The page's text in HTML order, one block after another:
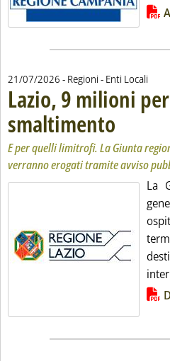
Lista allegati PDF alla
21/07/2026 - Regioni - Enti Locali
Lazio, 9 milioni
smaltimento . Sottotitolo:
. Pubblicata
E per quelli limitrofi. La Giunta
verranno erogati tramite avviso
La
Lista allegati PDF alla